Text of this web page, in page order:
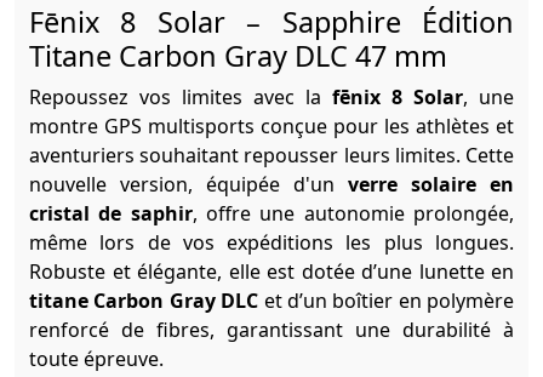
Fēnix 8 Solar – Sapphire Édition
Titane Carbon Gray DLC 47 mm
Repoussez vos limites avec la fēnix 8 Solar, une
montre GPS multisports conçue pour les athlètes et
aventuriers souhaitant repousser leurs limites. Cette
nouvelle version, équipée d'un verre solaire en
cristal de saphir, offre une autonomie prolongée,
même lors de vos expéditions les plus longues.
Robuste et élégante, elle est dotée d’une lunette en
titane Carbon Gray DLC et d’un boîtier en polymère
renforcé de fibres, garantissant une durabilité à
toute épreuve.